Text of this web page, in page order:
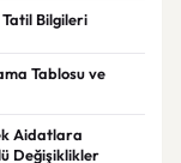
Tatil Bilgileri
Tablosu ve
Aidatlara
Değişiklikler